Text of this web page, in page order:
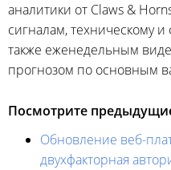
аналитики от Claws &
сигналам, техническому
также еженедельным
прогнозом по основным
Посмотрите
Обновление веб-
двухфакторная